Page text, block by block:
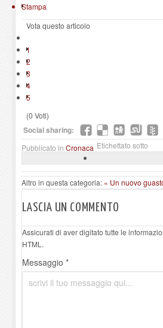
Stampa
Vota questo articolo
1
2
3
4
5
(0 Voti)
Social sharing:
Pubblicato in Cronaca Etichettato sotto
Altro in questa categoria: « Un nuovo
LASCIA UN COMMENTO
Assicurati di aver digitato tutte le
HTML.
Messaggio *